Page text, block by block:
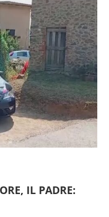
IL PADRE: